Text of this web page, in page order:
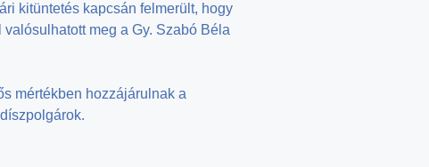
kitüntetés kapcsán felmerült, hogy
meg a Gy. Szabó Béla
mértékben hozzájárulnak a